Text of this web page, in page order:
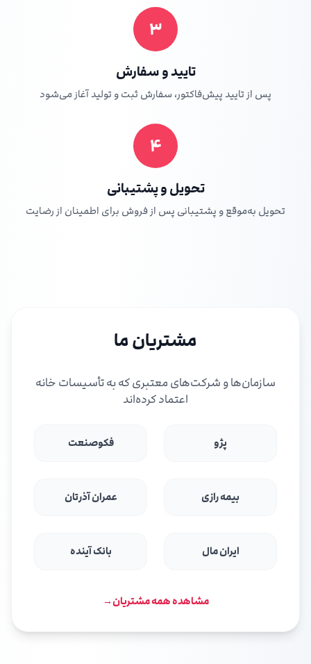
۳
تایید و سفارش
پس از تایید پیش‌فاکتور، سفارش ثبت و تولید آغاز می‌شود
۴
تحویل و پشتیبانی
تحویل به‌موقع و پشتیبانی پس از فروش برای اطمینان از رضایت
مشتریان ما
سازمان‌ها و شرکت‌های معتبری که به تأسیسات خانه
اعتماد کرده‌اند
پژو فکوصنعت
بیمه رازی عمران آذرتان
ایران مال بانک آینده
مشاهده همه مشتریان→